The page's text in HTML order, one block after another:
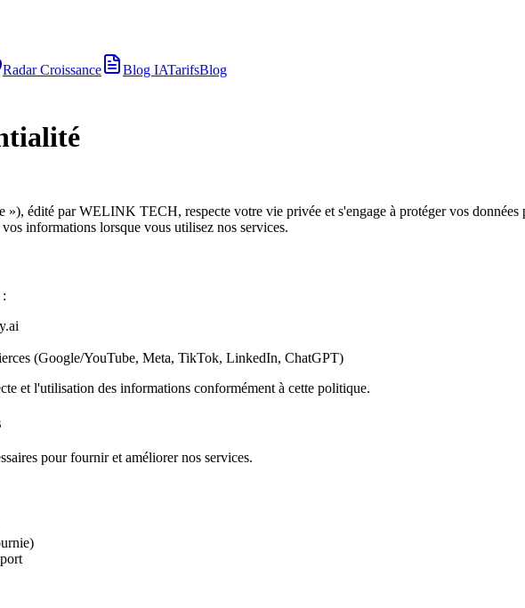
Radar Croissance Blog IATarifsBlog
édité par WELINK TECH, respecte votre vie privée et s'engage à protéger vos
informations lorsque vous utilisez nos services.
(Google/YouTube, Meta, TikTok, LinkedIn, ChatGPT)
et l'utilisation des informations conformément à cette politique.
pour fournir et améliorer nos services.